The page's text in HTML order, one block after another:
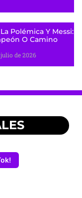
Polémica Y Messi:
O Camino
julio de 2026